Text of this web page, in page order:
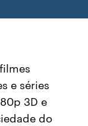
e séries
3D e
do